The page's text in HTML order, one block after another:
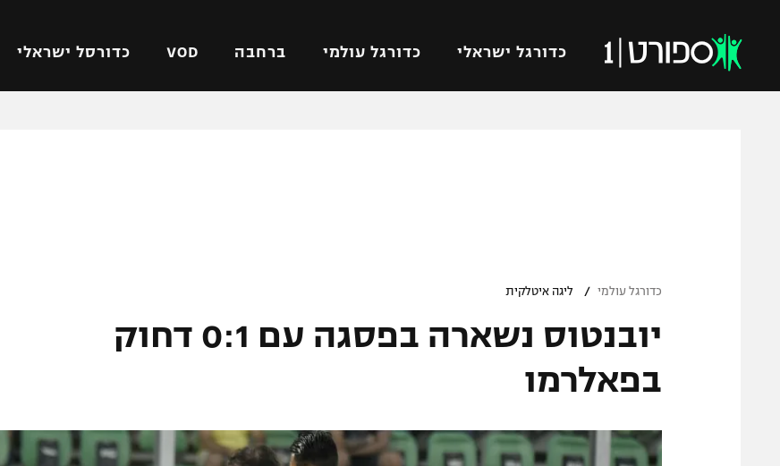
כדורגל ישראלי כדורגל עולמי ברחבה VOD כדורסל ישראלי
ברחבה
"מעל הליגה" – פודקאסט
"מחצית בשכונה" – פודקאסט
תקנון משתתפים וזוכים בפרסים
מכבי חיפה
הפועל תל אביב
הפועל חיפה
ליגה צרפתית
ליגה סינית
ליגה ברזילאית
כדורגל עולמי / ליגה איטלקית
יובנטוס נשארה בפסגה עם 0:1 דחוק
בפאלרמו